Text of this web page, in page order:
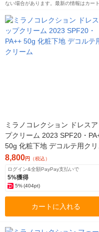
ない場合があります。最新の情報はカー
ミラノコレクション ドレスア
プクリーム 2023 SPF20・
50g 化粧下地 デコルテ用クリ
ム
8,800円 （税込）
ログイン&全額PayPay支払いで
5%獲得
5%(404pt)
カートに入れる